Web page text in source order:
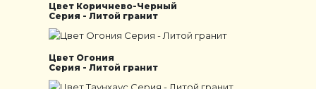
Цвет Коричнево-Черный
Серия - Литой гранит
Цвет Огония
Серия - Литой гранит